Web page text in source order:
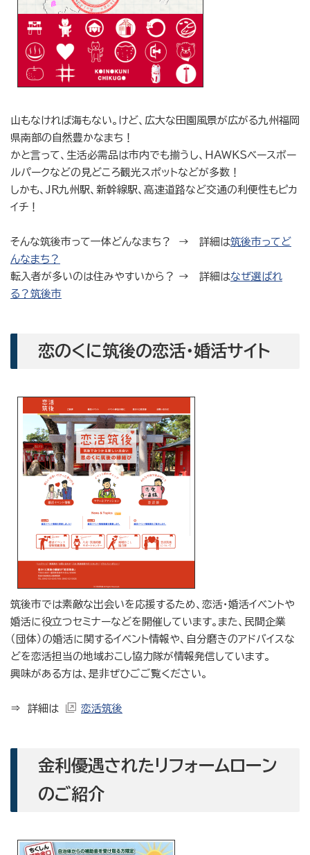
山もなければ海もない。けど、広大な田園風景が広がる九州福岡
県南部の自然豊かなまち！
かと言って、生活必需品は市内でも揃うし、HAWKSベースボー
ルパークなどの見どころ観光スポットなどが多数！
しかも、JR九州駅、新幹線駅、高速道路など交通の利便性もピカ
イチ！
そんな筑後市って一体どんなまち？ → 詳細は筑後市ってど
んなまち？
転入者が多いのは住みやすいから？ → 詳細はなぜ選ばれ
る？筑後市
恋のくに筑後の恋活・婚活サイト
筑後市では素敵な出会いを応援するため、恋活・婚活イベントや
婚活に役立つセミナーなどを開催しています。また、民間企業
（団体）の婚活に関するイベント情報や、自分磨きのアドバイスな
どを恋活担当の地域おこし協力隊が情報発信しています。
興味がある方は、是非ぜひごご覧ください。
⇒ 詳細は 恋活筑後
金利優遇されたリフォームローン
のご紹介